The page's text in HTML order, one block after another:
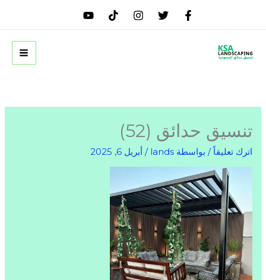
تنسيق حدائق (52)
اترك تعليقاً / بواسطة lands
/أبريل 6, 2025